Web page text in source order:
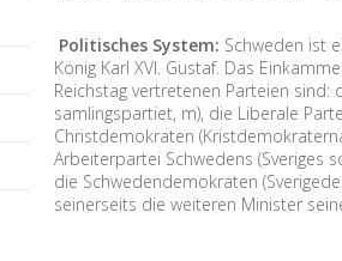
Politisches System: Schweden ist
König Karl XVI. Gustaf. Das
Reichstag vertretenen Parteien
samlingspartiet, m), die Liberale
Christdemokraten
Arbeiterpartei Schwedens (Sveriges
die Schwedendemokraten
seinerseits die weiteren Minister